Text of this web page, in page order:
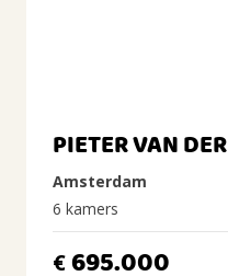
PIETER VAN
Amsterdam
6 kamers
€695.000